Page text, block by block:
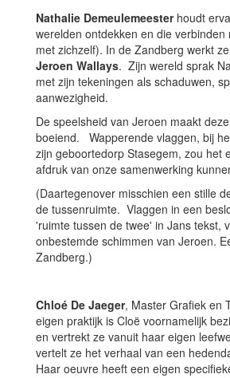
Nathalie Demeulemeesterhoudt
werelden ontdekken en die verbinden
met zichzelf). In de Zandberg werkt
Jeroen Wallays. Zijn wereld sprak
met zijn tekeningen als schaduwen,
aanwezigheid.
De speelsheid van Jeroen maakt
boeiend. Wapperende vlaggen, bij
zijn geboortedorp Stasegem, zou het
afdruk van onze samenwerking
(Daartegenover misschien een stille
de tussenruimte. Vlaggen in een
'ruimte tussen de twee' in Jans tekst,
onbestemde schimmen van Jeroen.
Zandberg.)
Chloé De Jaeger, Master Grafiek en
eigen praktijk is Cloë voornamelijk
en vertrekt ze vanuit haar eigen
vertelt ze het verhaal van een
Haar oeuvre heeft een eigen